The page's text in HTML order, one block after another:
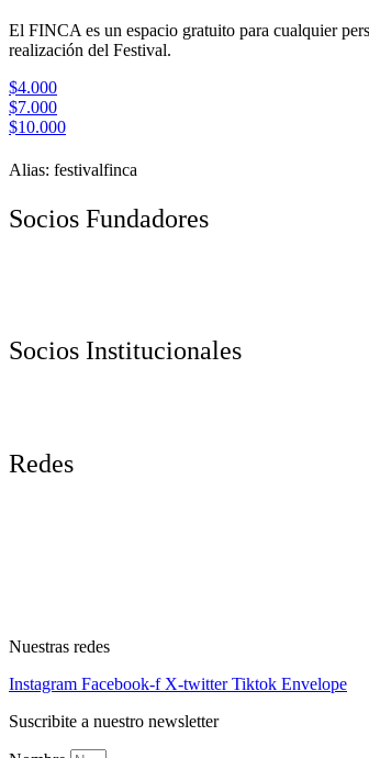
El FINCA es un espacio gratuito para cualquier
realización del Festival.
$4.000
$7.000
$10.000
Alias: festivalfinca
Socios Fundadores
Socios Institucionales
Redes
Nuestras redes
Instagram Facebook-f X-twitter Tiktok Envelope
Suscribite a nuestro newsletter